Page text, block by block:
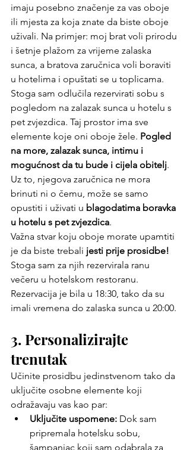
imaju posebno značenje za vas oboje
ili mjesta za koja znate da biste oboje
uživali. Na primjer: moj brat voli prirodu
i šetnje plažom za vrijeme zalaska
sunca, a bratova zaručnica voli boraviti
u hotelima i opuštati se u toplicama.
Stoga sam odlučila rezervirati sobu s
pogledom na zalazak sunca u hotelu s
pet zvjezdica. Taj prostor ima sve
elemente koje oni oboje žele. Pogled
na more, zalazak sunca, intimu i
mogućnost da tu bude i cijela obitelj.
Uz to, njegova zaručnica ne mora
brinuti ni o čemu, može se samo
opustiti i uživati ​​u blagodatima boravka
u hotelu s pet zvjezdica.
Važna stvar koju oboje morate upamtiti
je da biste trebali jesti prije prosidbe!
Stoga sam za njih rezervirala ranu
večeru u hotelskom restoranu.
Rezervacija je bila u 18:30, tako da su
imali vremena do zalaska sunca u 20:00.
3. Personalizirajte
trenutak
Učinite prosidbu jedinstvenom tako da
uključite osobne elemente koji
odražavaju vas kao par:
Uključite uspomene: Dok sam
pripremala hotelsku sobu,
šampanjac koji sam odabrala za